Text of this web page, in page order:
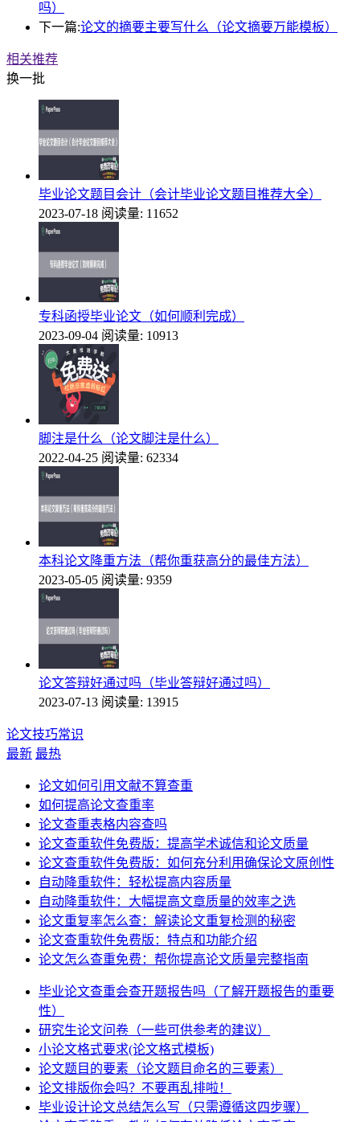
吗）
下一篇:论文的摘要主要写什么（论文摘要万能模板）
相关推荐
换一批
毕业论文题目会计（会计毕业论文题目推荐大全）
2023-07-18 阅读量: 11652
专科函授毕业论文（如何顺利完成）
2023-09-04 阅读量: 10913
脚注是什么（论文脚注是什么）
2022-04-25 阅读量: 62334
本科论文降重方法（帮你重获高分的最佳方法）
2023-05-05 阅读量: 9359
论文答辩好通过吗（毕业答辩好通过吗）
2023-07-13 阅读量: 13915
论文技巧常识
最新 最热
论文如何引用文献不算查重
如何提高论文查重率
论文查重表格内容查吗
论文查重软件免费版：提高学术诚信和论文质量
论文查重软件免费版：如何充分利用确保论文原创性
自动降重软件：轻松提高内容质量
自动降重软件：大幅提高文章质量的效率之选
论文重复率怎么查：解读论文重复检测的秘密
论文查重软件免费版：特点和功能介绍
论文怎么查重免费：帮你提高论文质量完整指南
毕业论文查重会查开题报告吗（了解开题报告的重要
性）
研究生论文问卷（一些可供参考的建议）
小论文格式要求(论文格式模板)
论文题目的要素（论文题目命名的三要素）
论文排版你会吗？不要再乱排啦！
毕业设计论文总结怎么写（只需遵循这四步骤）